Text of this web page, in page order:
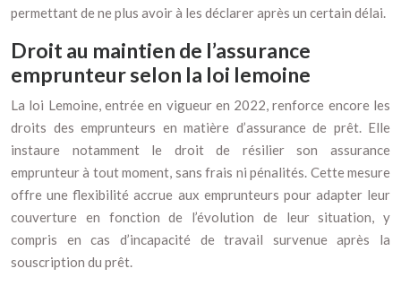
permettant de ne plus avoir à les déclarer après un certain délai.
Droit au maintien de l’assurance
emprunteur selon la loi lemoine
La loi Lemoine, entrée en vigueur en 2022, renforce encore les
droits des emprunteurs en matière d’assurance de prêt. Elle
instaure notamment le droit de résilier son assurance
emprunteur à tout moment, sans frais ni pénalités. Cette mesure
offre une flexibilité accrue aux emprunteurs pour adapter leur
couverture en fonction de l’évolution de leur situation, y
compris en cas d’incapacité de travail survenue après la
souscription du prêt.